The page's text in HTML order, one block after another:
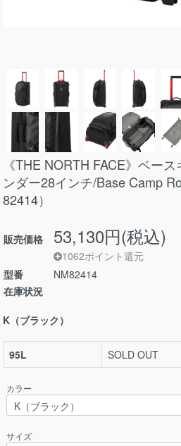
《THE NORTH FACE》ベー
ンダー28インチ/Base Camp
82414）
販売価格 53,130円(税込)
1062ポイント還元
型番
NM82414
在庫状況
K（ブラック）
95L SOLD OUT
カラー
サイズ